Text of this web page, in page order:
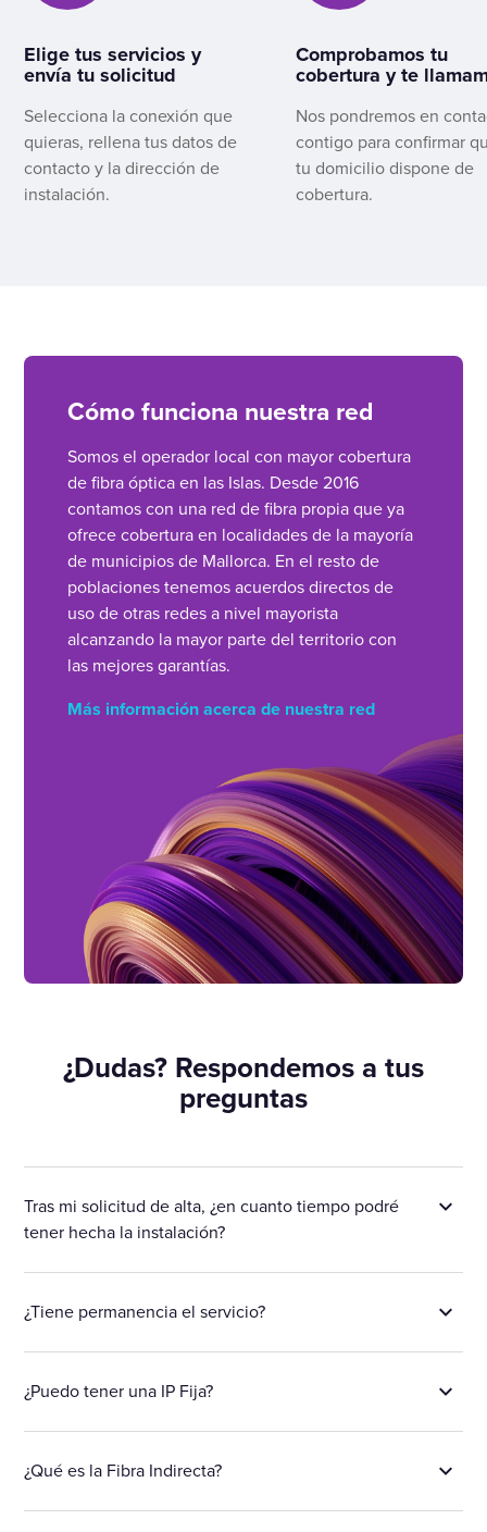
Elige tus servicios y
envía tu solicitud
Selecciona la conexión que
quieras, rellena tus datos de
contacto y la dirección de
instalación.
Comprobamos tu
cobertura y te
Nos pondremos en
contigo para confirmar
tu domicilio dispone de
cobertura.
Cómo funciona nuestra red
Somos el operador local con mayor cobertura
de fibra óptica en las Islas. Desde 2016
contamos con una red de fibra propia que ya
ofrece cobertura en localidades de la mayoría
de municipios de Mallorca. En el resto de
poblaciones tenemos acuerdos directos de
uso de otras redes a nivel mayorista
alcanzando la mayor parte del territorio con
las mejores garantías.
Más información acerca de nuestra red
¿Dudas? Respondemos a tus
preguntas
Tras mi solicitud de alta, ¿en cuanto tiempo podré
tener hecha la instalación?
¿Tiene permanencia el servicio?
¿Puedo tener una IP Fija?
¿Qué es la Fibra Indirecta?